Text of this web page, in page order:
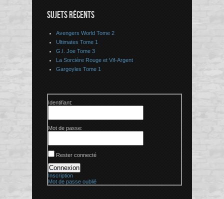
SUJETS RÉCENTS
Avengers World Tome 2
Ultimates Tome 1
G.I. Joe Tome 3
La Sorcière Rouge et Vif-Argent
Gargoyles Tome 1
Identifiant:
Mot de passe:
Rester connecté
Connexion
Inscription
Mot de passe oublié